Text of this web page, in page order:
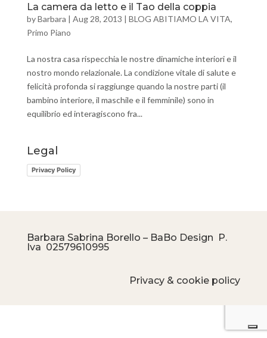
La camera da letto e il Tao della coppia
byBarbara | Aug 28, 2013 | BLOG ABITIAMO LA VITA,
Primo Piano
La nostra casa rispecchia le nostre dinamiche interiori e il
nostro mondo relazionale. La condizione vitale di salute e
felicità profonda si raggiunge quando la nostre parti (il
bambino interiore, il maschile e il femminile) sono in
equilibrio ed interagiscono fra...
Legal
Privacy Policy
Barbara Sabrina Borello – BaBo Design P.
Iva 02579610995
Privacy & cookie policy